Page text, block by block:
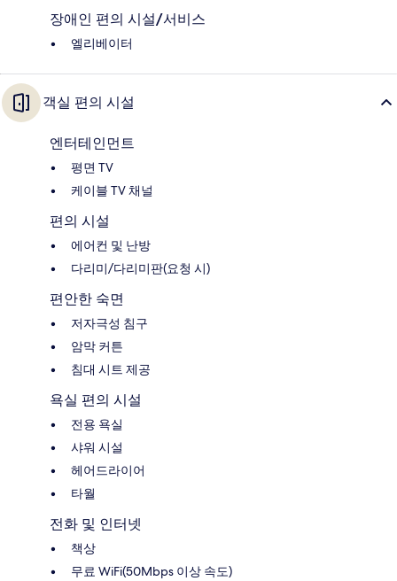
장애인 편의 시설/서비스
엘리베이터
객실 편의 시설
엔터테인먼트
평면 TV
케이블 TV 채널
편의 시설
에어컨 및 난방
다리미/다리미판(요청 시)
편안한 숙면
저자극성 침구
암막 커튼
침대 시트 제공
욕실 편의 시설
전용 욕실
샤워 시설
헤어드라이어
타월
전화 및 인터넷
책상
무료 WiFi(50Mbps 이상 속도)